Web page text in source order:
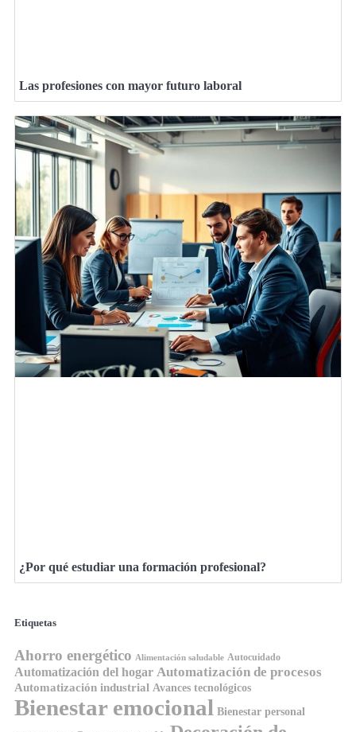
Las profesiones con mayor futuro laboral
¿Por qué estudiar una formación profesional?
Etiquetas
Ahorro energético Alimentación saludable Autocuidado
Automatización del hogar Automatización de procesos
Automatización industrial Avances tecnológicos
Bienestar emocional Bienestar personal